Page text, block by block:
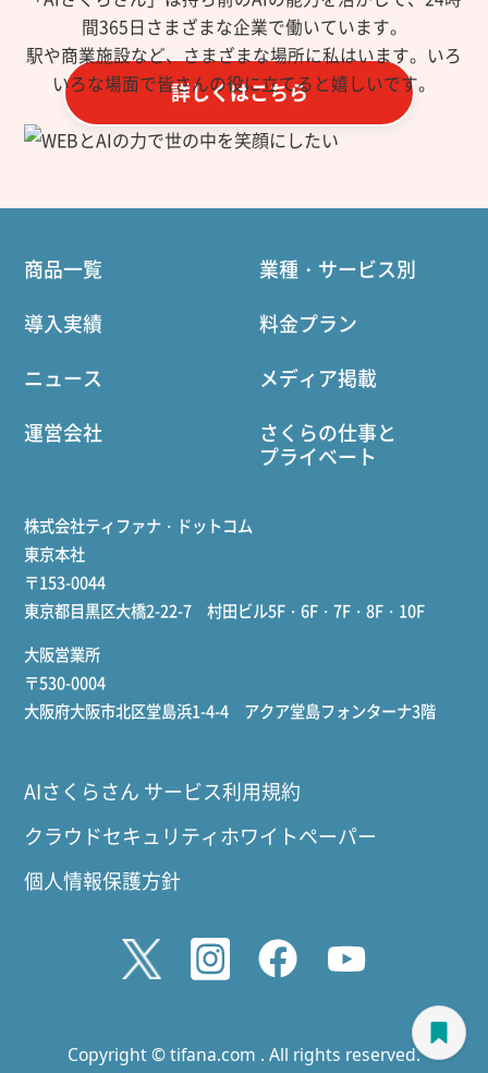
間365日さまざまな企業で働いています。
駅や商業施設など、さまざまな場所に私はいます。いろ
いろな場面で皆さんの役に立てると嬉しいです。
詳しくはこちら
商品一覧
業種・サービス別
導入実績
料金プラン
ニュース
メディア掲載
運営会社
さくらの仕事と
プライベート
株式会社ティファナ・ドットコム
東京本社
〒153-0044
東京都目黒区大橋2-22-7 村田ビル5F・6F・7F・8F・10F
大阪営業所
〒530-0004
大阪府大阪市北区堂島浜1-4-4 アクア堂島フォンターナ3階
AIさくらさん サービス利用規約
クラウドセキュリティホワイトペーパー
個人情報保護方針
Copyright © tifana.com . All rights reserved.